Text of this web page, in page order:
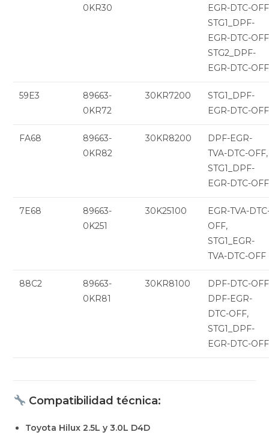
0KR30
EGR-DTC-
STG1_DPF-
EGR-DTC-
STG2_DPF-
EGR-DTC-OFF
59E3
89663-
0KR72
30KR7200
STG1_DPF-
EGR-DTC-OFF
FA68
89663-
0KR82
30KR8200
DPF-EGR-
TVA-DTC-OFF,
STG1_DPF-
EGR-DTC-OFF
7E68
89663-
0K251
30K25100
EGR-TVA-
OFF,
STG1_EGR-
TVA-DTC-OFF
88C2
89663-
0KR81
30KR8100
DPF-DTC-
DPF-EGR-
DTC-OFF,
STG1_DPF-
EGR-DTC-OFF
Compatibilidad técnica:
Toyota Hilux 2.5L y 3.0L D4D